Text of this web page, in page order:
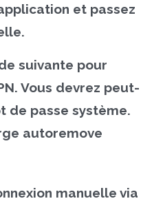
et passez
suivante pour
Vous devrez peut-
de passe système.
autoremove
manuelle via